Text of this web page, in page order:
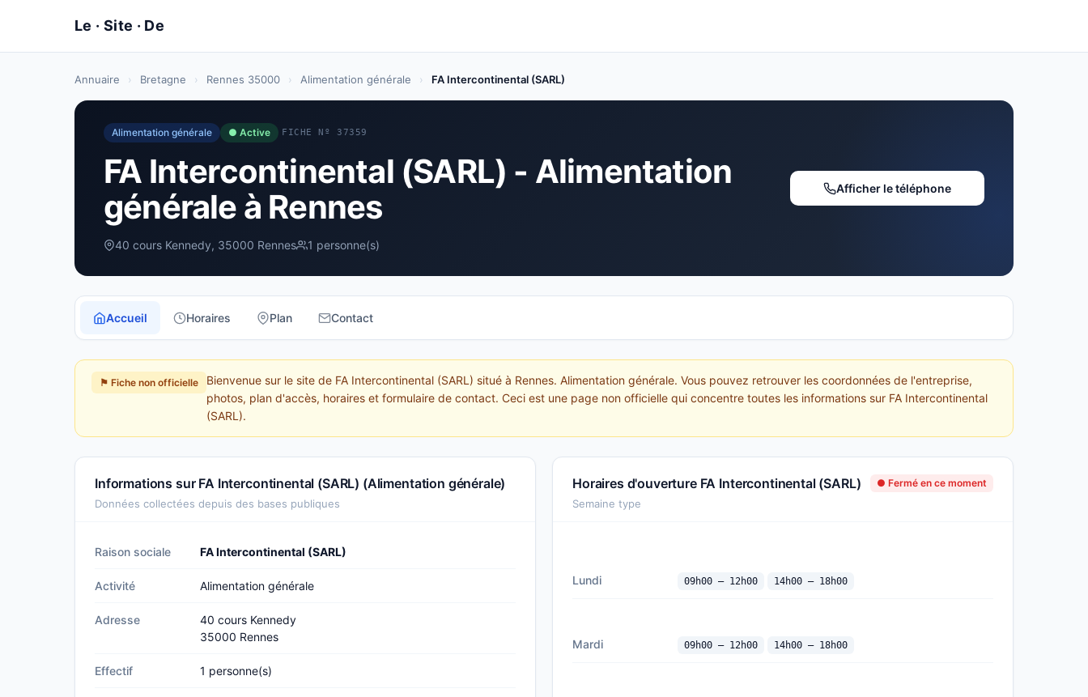
Annuaire › Bretagne › Rennes 35000 › Alimentation générale › FA Intercontinental (SARL)
Alimentation générale ● Active FICHE Nº 37359
FA Intercontinental (SARL) - Alimentation
générale à Rennes
40 cours Kennedy, 35000 Rennes 1 personne(s)
Afficher le téléphone
Accueil Horaires Plan Contact
⚑ Fiche non officielle
Bienvenue sur le site de FA Intercontinental (SARL) situé à Rennes. Alimentation générale. Vous pouvez retrouver les coordonnées de l'entreprise,
photos, plan d'accès, horaires et formulaire de contact. Ceci est une page non officielle qui concentre toutes les informations sur FA Intercontinental
(SARL).
Informations sur FA Intercontinental (SARL) (Alimentation générale)
Données collectées depuis des bases publiques
Raison sociale FA Intercontinental (SARL)
Activité Alimentation générale
Adresse
40 cours Kennedy
35000 Rennes
Effectif 1 personne(s)
Horaires d'ouverture FA Intercontinental (SARL) ● Fermé en ce moment
Semaine type
Lundi 09h00 — 12h00 14h00 — 18h00
Mardi 09h00 — 12h00 14h00 — 18h00